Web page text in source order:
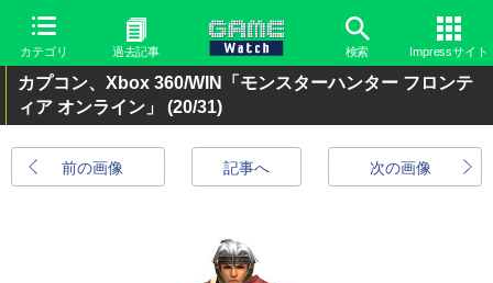
カテゴリ 過去記事 検索 Impressサイト
カプコン、Xbox 360/WIN「モンスターハンター フロンテ
ィア オンライン」 (20/31)
前の画像 次の画像
記事へ